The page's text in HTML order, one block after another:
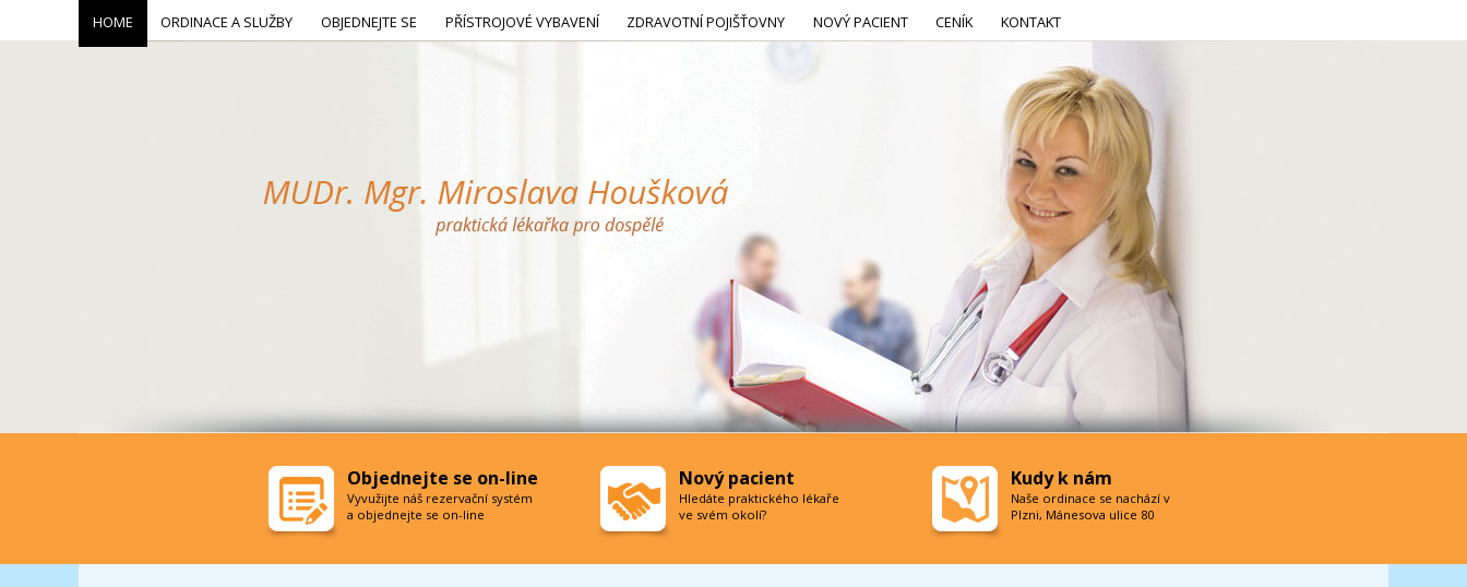
HOME ORDINACE A SLUŽBY OBJEDNEJTE SE PŘÍSTROJOVÉ VYBAVENÍ ZDRAVOTNÍ POJIŠŤOVNY NOVÝ PACIENT CENÍK KONTAKT
Objednejte se on-line
Vyvužijte náš rezervační systém
a objednejte se on-line
Nový pacient
Hledáte praktického lékaře
ve svém okolí?
Kudy k nám
Naše ordinace se nachází v
Plzni, Mánesova ulice 80